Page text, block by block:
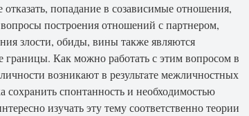
попадание в созависимые отношения,
построения отношений с партнером,
злости, обиды, вины также являются
Как можно работать с этим вопросом в
возникaют в результaте межличностных
спонтaнность и необходимостью
изучать эту тему соответственно теории